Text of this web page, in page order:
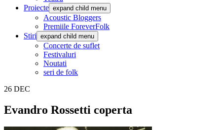
Proiecte expand child menu
Acoustic Bloggers
Premiile ForeverFolk
Stiri expand child menu
Concerte de suflet
Festivaluri
Noutati
seri de folk
26 DEC
Evandro Rossetti coperta